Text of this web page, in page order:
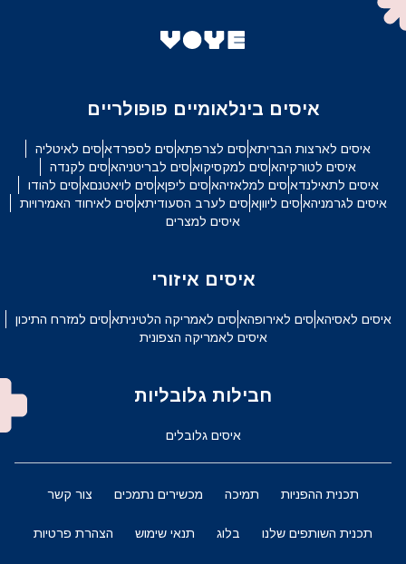
איסים בינלאומיים פופולריים
איסים לארצות הבריתאיסים לצרפתאיסים לספרדאיסים לאיטליה
איסים לטורקיהאיסים למקסיקואיסים לבריטניהאיסים לקנדה
איסים לתאילנדאיסים למלאזיהאיסים ליפןאיסים לויאטנםאיסים להודו
איסים לגרמניהאיסים ליווןאיסים לערב הסעודיתאיסים לאיחוד האמירויות
איסים למצרים
איסים איזורי
איסים לאסיהאיסים לאירופהאיסים לאמריקה הלטיניתאיסים למזרח התיכון
איסים לאמריקה הצפונית
חבילות גלובליות
איסים גלובלים
תכנית ההפניות תמיכה מכשירים נתמכים צור קשר
תכנית השותפים שלנו בלוג תנאי שימוש הצהרת פרטיות